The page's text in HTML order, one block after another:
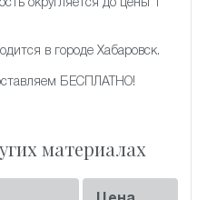
округляется до цены 1
в городе Хабаровск.
БЕСПЛАТНО!
материалах